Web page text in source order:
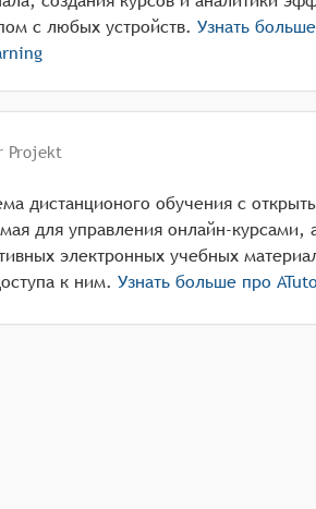
с любых устройств. Узнать
Projekt
дистанционого обучения с
для управления онлайн-курсами,
электронных учебных
к ним. Узнать больше про